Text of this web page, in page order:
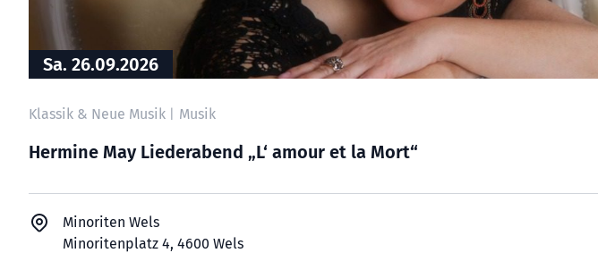
Sa. 26.09.2026
Klassik & Neue Musik Musik
Hermine May Liederabend „L‘ amour et la Mort“
Minoriten Wels
Minoritenplatz 4, 4600 Wels